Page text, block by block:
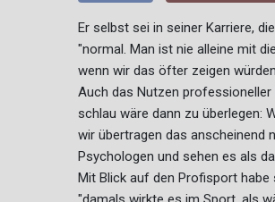
Er selbst sei in seiner Karriere,
"normal. Man ist nie alleine mit
wenn wir das öfter zeigen
Auch das Nutzen professioneller
schlau wäre dann zu überlegen:
wir übertragen das anscheinend
Psychologen und sehen es als
Mit Blick auf den Profisport habe